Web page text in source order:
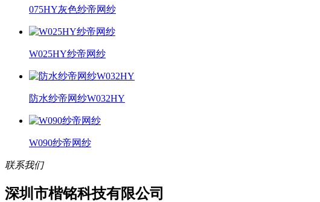
075HY灰色纱帝网纱
W025HY纱帝网纱
防水纱帝网纱W032HY
W090纱帝网纱
联系我们
深圳市楷铭科技有限公司